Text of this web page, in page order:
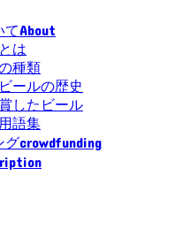
てAbout
は
種類
ールの歴史
したビール
語集
グcrowdfunding